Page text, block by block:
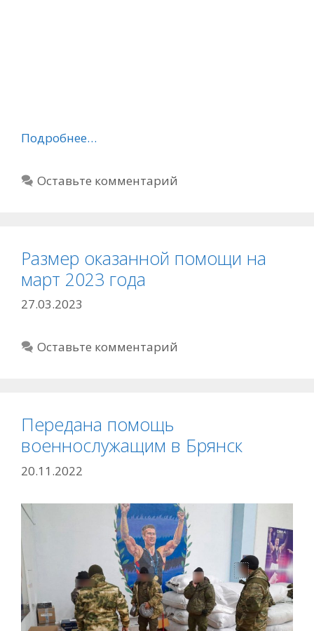
Подробнее…
Оставьте комментарий
Размер оказанной помощи на
март 2023 года
27.03.2023
Оставьте комментарий
Передана помощь
военнослужащим в Брянск
20.11.2022